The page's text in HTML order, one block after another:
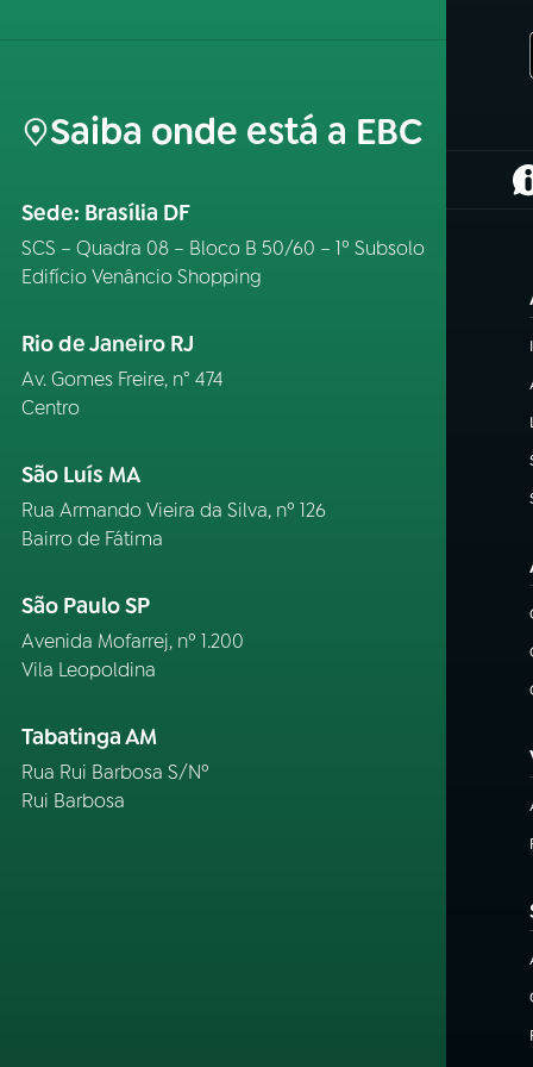
Saiba onde está a EBC
Sede: Brasília DF
SCS – Quadra 08 – Bloco B 50/60 – 1º Subsolo
Edifício Venâncio Shopping
Rio de Janeiro RJ
Av. Gomes Freire, n° 474
Centro
São Luís MA
Rua Armando Vieira da Silva, nº 126
Bairro de Fátima
São Paulo SP
Avenida Mofarrej, nº 1.200
Vila Leopoldina
Tabatinga AM
Rua Rui Barbosa S/Nº
Rui Barbosa